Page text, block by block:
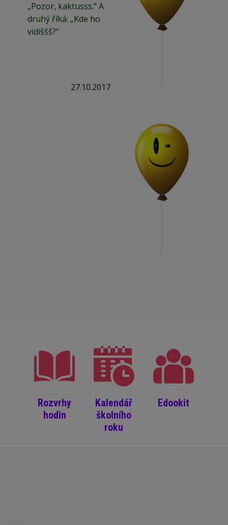
„Pozor, kaktusss.“ A
druhý říká: „Kde ho
vidíššš?“
27.10.2017
Rozvrhy
hodin
Kalendář
školního
roku
Edookit